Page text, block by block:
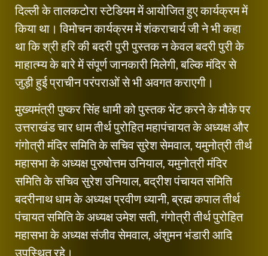
दिल्ली के तालकटोरा स्टेडियम में आयोजित हुए कार्यक्रम में
किया था। विमोचन कार्यक्रम में शंकराचार्य जी ने भी कहा
था कि श्री हरि की बदरी पुरी पुस्तक न केवल बदरी पुरी के
माहात्म्य के बारे में संपूर्ण जानकारी मिलेगी, बल्कि मंदिर से
जुड़ी हुई प्राचीन परंपराओं से भी अवगत कराएगी।
मुख्यमंत्री पुष्कर सिंह धामी को पुस्तक भेंट करने के मौके पर
उत्तराखंड चार धाम तीर्थ पुरोहित महापंचायत के अध्यक्ष और
गंगोत्री मंदिर समिति के सचिव सुरेश सेमवाल, यमुनोत्री तीर्थ
महासभा के अध्यक्ष पुरुषोत्तम उनियाल, यमुनोत्री मंदिर
समिति के सचिव सुरेश उनियाल, बद्रीश पंचायत समिति
बदरीनाथ धाम के अध्यक्ष प्रवीण ध्यानी, ब्रह्म कपाल तीर्थ
पंचायत समिति के अध्यक्ष उमेश सती, गंगोत्री तीर्थ पुरोहित
महासभा के अध्यक्ष संजीव सेमवाल, अंशुमन भंडारी आदि
उपस्थित रहे।